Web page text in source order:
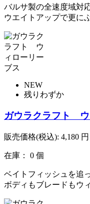
バルサ製の全速度域対
ウエイトアップで更に
NEW
残りわずか
ガウラクラフト ウ
販売価格(税込): 4,180 円
在庫： 0 個
ベイトフィッシュを追
ボディもブレードもウ